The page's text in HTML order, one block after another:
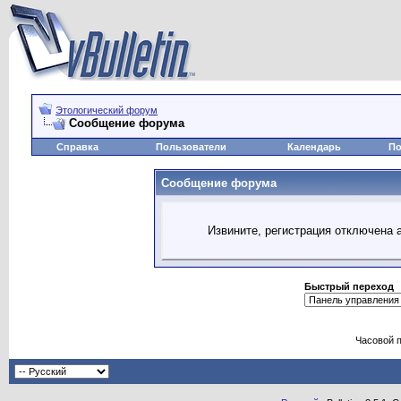
Этологический форум
Сообщение форума
Справка Пользователи Календарь
Сообщение форума
Извините, регистрация отключена
Быстрый переход
Часовой